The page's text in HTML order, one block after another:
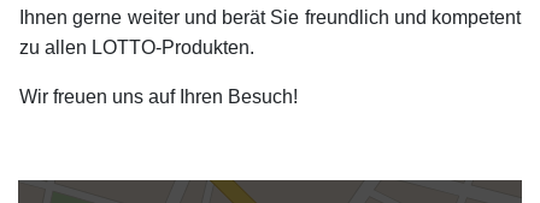
Ihnen gerne weiter und berät Sie freundlich und kompetent
zu allen LOTTO-Produkten.
Wir freuen uns auf Ihren Besuch!